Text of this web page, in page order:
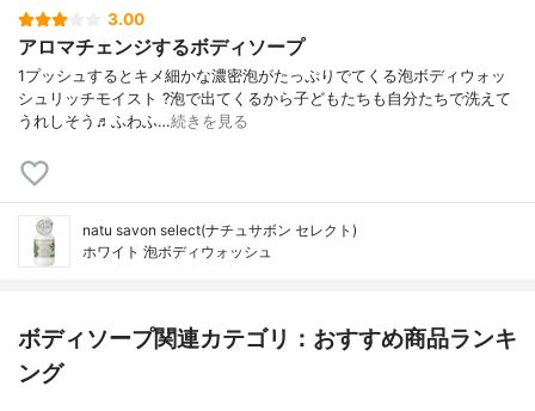
3.00
アロマチェンジするボディソープ
1プッシュするとキメ細かな濃密泡が たっぷりでてくる泡ボディウォッ
シュ リッチモイスト ? 泡で出てくるから子どもたちも 自分たちで洗えて
うれしそう♬ ふわふ…続きを見る
natu savon select(ナチュサボン セレクト)
ホワイト 泡ボディウォッシュ
ボディソープ関連カテゴリ：おすすめ商品ランキ
ング